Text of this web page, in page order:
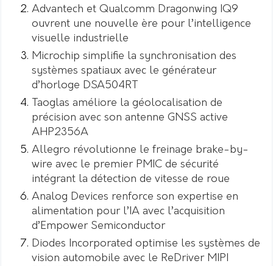
Advantech et Qualcomm Dragonwing IQ9
ouvrent une nouvelle ère pour l’intelligence
visuelle industrielle
Microchip simplifie la synchronisation des
systèmes spatiaux avec le générateur
d’horloge DSA504RT
Taoglas améliore la géolocalisation de
précision avec son antenne GNSS active
AHP2356A
Allegro révolutionne le freinage brake-by-
wire avec le premier PMIC de sécurité
intégrant la détection de vitesse de roue
Analog Devices renforce son expertise en
alimentation pour l’IA avec l’acquisition
d’Empower Semiconductor
Diodes Incorporated optimise les systèmes de
vision automobile avec le ReDriver MIPI